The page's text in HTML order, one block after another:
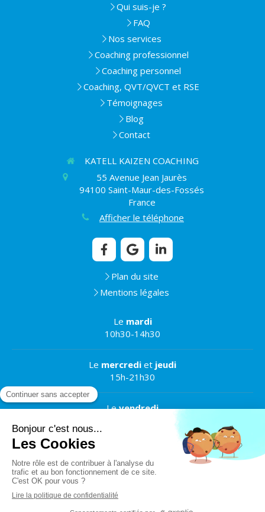
Qui suis-je ?
FAQ
Nos services
Coaching professionnel
Coaching personnel
Coaching, QVT/QVCT et RSE
Témoignages
Blog
Contact
KATELL KAIZEN COACHING
55 Avenue Jean Jaurès
94100 Saint-Maur-des-Fossés
France
Afficher le téléphone
Plan du site
Mentions légales
Le mardi
10h30-14h30
Le mercredi et jeudi
15h-21h30
Levendredi
11h-17h